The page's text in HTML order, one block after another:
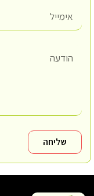
שליחה